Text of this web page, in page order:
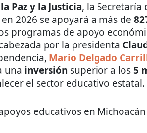
Paz y la Justicia, la Secretaría
2026 se apoyará a más de
programas de apoyo
por la presidenta
Mario Delgado
una inversión superior a los 5
el sector educativo estatal.
educativos en Michoacán